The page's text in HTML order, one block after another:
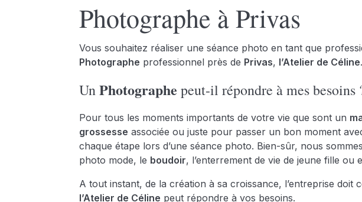
Photographe à Privas
Vous souhaitez réaliser une séance photo en tant que
Photographe professionnel près de Privas, l’Atelier de Céline.
UnPhotographe peut-il répondre à mes besoins
Pour tous les moments importants de votre vie que sont un
grossesse associée ou juste pour passer un bon moment
chaque étape lors d’une séance photo. Bien-sûr, nous
photo mode, le boudoir, l’enterrement de vie de jeune fille
A tout instant, de la création à sa croissance, l’entreprise doit
l’Atelier de Céline peut répondre à vos besoins.